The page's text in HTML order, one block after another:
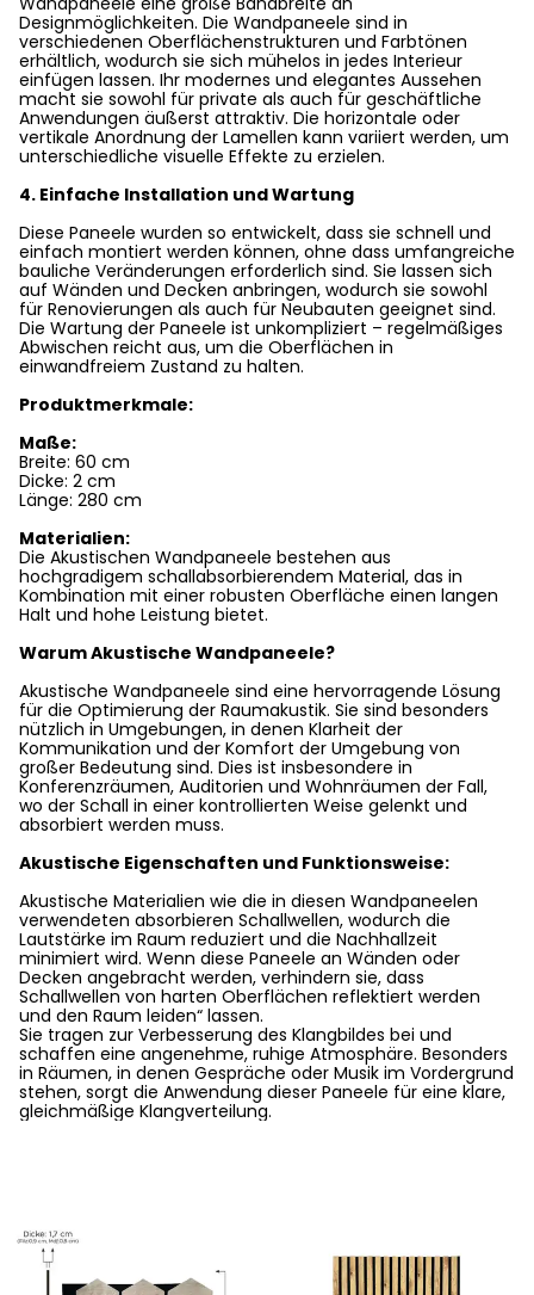
Designmöglichkeiten. Die Wandpaneele sind in
verschiedenen Oberflächenstrukturen und Farbtönen
erhältlich, wodurch sie sich mühelos in jedes Interieur
einfügen lassen. Ihr modernes und elegantes Aussehen
macht sie sowohl für private als auch für geschäftliche
Anwendungen äußerst attraktiv. Die horizontale oder
vertikale Anordnung der Lamellen kann variiert werden, um
unterschiedliche visuelle Effekte zu erzielen.
4. Einfache Installation und Wartung
Diese Paneele wurden so entwickelt, dass sie schnell und
einfach montiert werden können, ohne dass umfangreiche
bauliche Veränderungen erforderlich sind. Sie lassen sich
auf Wänden und Decken anbringen, wodurch sie sowohl
für Renovierungen als auch für Neubauten geeignet sind.
Die Wartung der Paneele ist unkompliziert – regelmäßiges
Abwischen reicht aus, um die Oberflächen in
einwandfreiem Zustand zu halten.
Produktmerkmale:
Maße:
Breite: 60 cm
Dicke: 2 cm
Länge: 280 cm
Materialien:
Die Akustischen Wandpaneele bestehen aus
hochgradigem schallabsorbierendem Material, das in
Kombination mit einer robusten Oberfläche einen langen
Halt und hohe Leistung bietet.
Warum Akustische Wandpaneele?
Akustische Wandpaneele sind eine hervorragende Lösung
für die Optimierung der Raumakustik. Sie sind besonders
nützlich in Umgebungen, in denen Klarheit der
Kommunikation und der Komfort der Umgebung von
großer Bedeutung sind. Dies ist insbesondere in
Konferenzräumen, Auditorien und Wohnräumen der Fall,
wo der Schall in einer kontrollierten Weise gelenkt und
absorbiert werden muss.
Akustische Eigenschaften und Funktionsweise:
Akustische Materialien wie die in diesen Wandpaneelen
verwendeten absorbieren Schallwellen, wodurch die
Lautstärke im Raum reduziert und die Nachhallzeit
minimiert wird. Wenn diese Paneele an Wänden oder
Decken angebracht werden, verhindern sie, dass
Schallwellen von harten Oberflächen reflektiert werden
und den Raum leiden“ lassen.
Sie tragen zur Verbesserung des Klangbildes bei und
schaffen eine angenehme, ruhige Atmosphäre. Besonders
in Räumen, in denen Gespräche oder Musik im Vordergrund
stehen, sorgt die Anwendung dieser Paneele für eine klare,
gleichmäßige Klangverteilung.